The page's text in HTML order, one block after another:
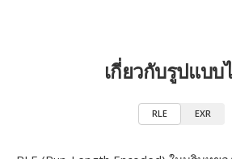
เกี่ยวกับรูปแบบ
RLE EXR